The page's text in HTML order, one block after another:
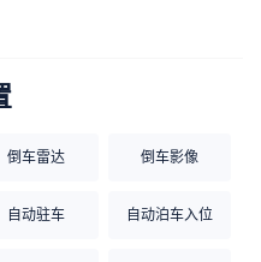
倒车雷达 倒车影像
自动驻车 自动泊车入位